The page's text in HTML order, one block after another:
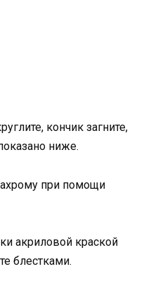
кончик загните,
ниже.
при помощи
акриловой краской
блестками.